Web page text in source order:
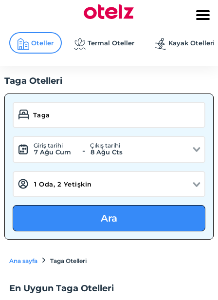
Oteller Termal Oteller Kayak Otelleri
Taga Otelleri
Giriş tarihi
7 Ağu Cum -
Çıkış tarihi
8 Ağu Cts
Ara
Ana sayfa Taga Otelleri
En Uygun Taga Otelleri